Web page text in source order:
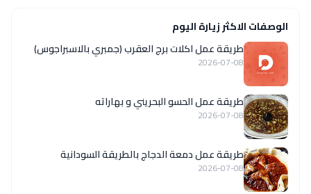
الوصفات الاكثر زيارة اليوم
طريقة عمل اكلات برج العقرب (جمبري بالاسبراجوس)
2026-07-08
طريقة عمل الحسو البحريني و بهاراته
2026-07-08
طريقة عمل دمعة الدجاج بالطريقة السودانية
2026-07-08